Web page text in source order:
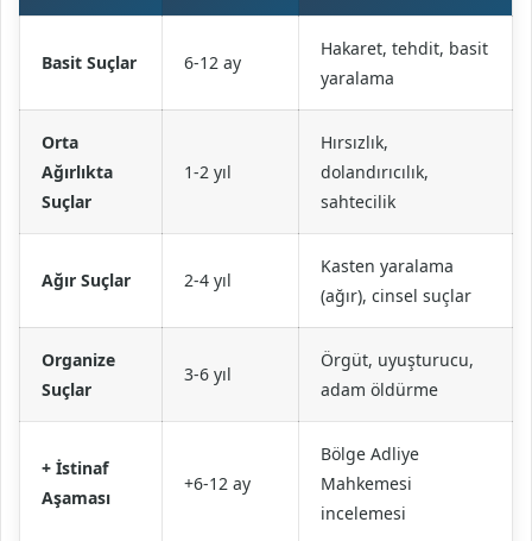
Basit Suçlar 6-12 ay
Hakaret, tehdit, basit
yaralama
Orta
Ağırlıkta
Suçlar
1-2 yıl
Hırsızlık,
dolandırıcılık,
sahtecilik
Ağır Suçlar 2-4 yıl
Kasten yaralama
(ağır), cinsel suçlar
Organize
Suçlar
3-6 yıl
Örgüt, uyuşturucu,
adam öldürme
+ İstinaf
Aşaması
+6-12 ay
Bölge Adliye
Mahkemesi
incelemesi